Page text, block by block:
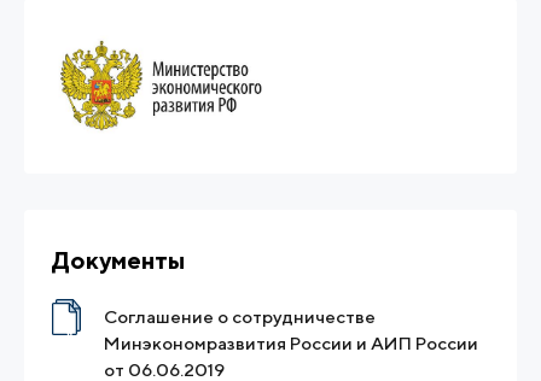
Документы
Соглашение о сотрудничестве
Минэкономразвития России и АИП России
от 06.06.2019